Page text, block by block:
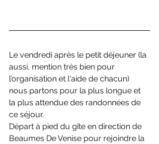
Le vendredi après le petit déjeuner (la
aussi, mention très bien pour
l’organisation et l'aide de chacun)
nous partons pour la plus longue et
la plus attendue des randonnées de
ce séjour.
Départ à pied du gîte en direction de
Beaumes De Venise pour rejoindre la